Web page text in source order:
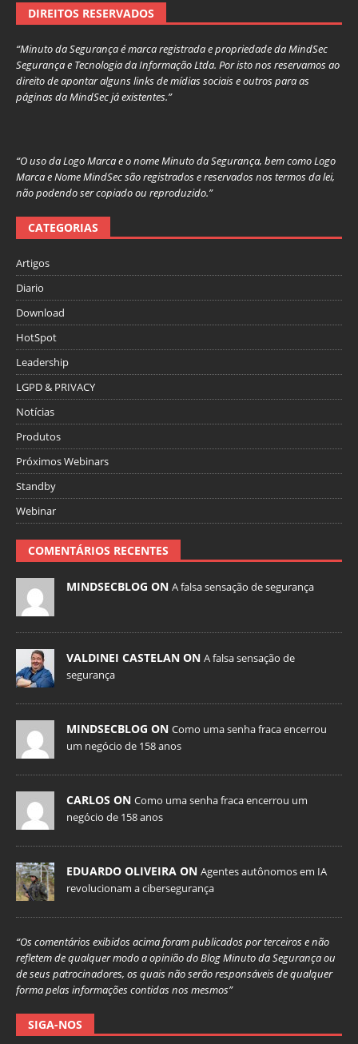
DIREITOS RESERVADOS
“Minuto da Segurança é marca registrada e propriedade da MindSec
Segurança e Tecnologia da Informação Ltda. Por isto nos reservamos ao
direito de apontar alguns links de mídias sociais e outros para as
páginas da MindSec já existentes.”
“O uso da Logo Marca e o nome Minuto da Segurança, bem como Logo
Marca e Nome MindSec são registrados e reservados nos termos da lei,
não podendo ser copiado ou reproduzido.”
CATEGORIAS
Artigos
Diario
Download
HotSpot
Leadership
LGPD & PRIVACY
Notícias
Produtos
Próximos Webinars
Standby
Webinar
COMENTÁRIOS RECENTES
MINDSECBLOG ON A falsa sensação de segurança
VALDINEI CASTELAN ON A falsa sensação de
segurança
MINDSECBLOG ON Como uma senha fraca encerrou
um negócio de 158 anos
CARLOS ON Como uma senha fraca encerrou um
negócio de 158 anos
EDUARDO OLIVEIRA ON Agentes autônomos em IA
revolucionam a cibersegurança
“Os comentários exibidos acima foram publicados por terceiros e não
refletem de qualquer modo a opinião do Blog Minuto da Segurança ou
de seus patrocinadores, os quais não serão responsáveis de qualquer
forma pelas informações contidas nos mesmos”
SIGA-NOS